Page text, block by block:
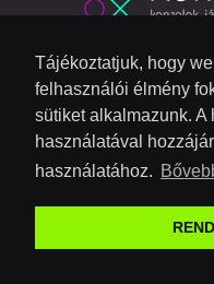
Tájékoztatjuk, hogy
felhasználói élmény
sütiket alkalmazunk. A
használatával
használatához.
© 2026 COPYRIGHT